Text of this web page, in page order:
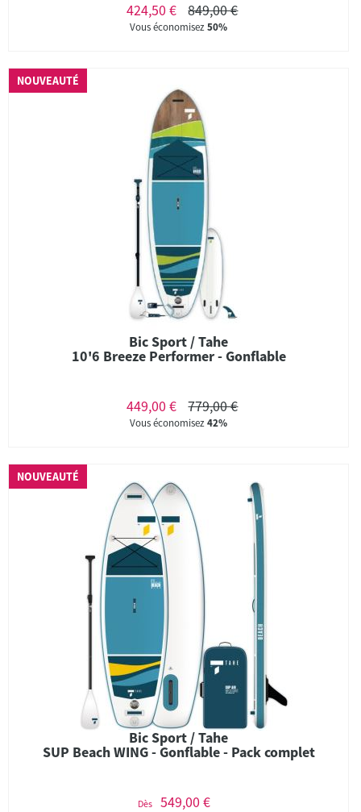
424,50 € 849,00 €
Vous économisez50%
NOUVEAUTÉ
Bic Sport / Tahe
10'6 Breeze Performer - Gonflable
449,00 € 779,00 €
Vous économisez42%
NOUVEAUTÉ
Bic Sport / Tahe
SUP Beach WING - Gonflable - Pack complet
Dès 549,00 €